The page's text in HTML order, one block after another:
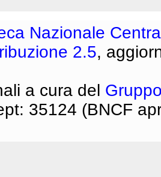
Nazionale
2.5,
a cura del
35124 (BNCF